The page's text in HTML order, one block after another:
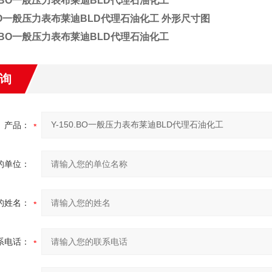
一般压力表布莱迪BLD代理石油化工外形尺寸图
产品：
单位：
姓名：
电话：